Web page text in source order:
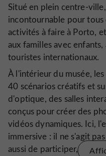
Situé en plein centre-
incontournable pour
activités à faire à Porto,
aux familles avec
touristes internationaux.
À l'intérieur du musée,
40 scénarios créatifs et
d'optique, des salles
conçus pour créer des
vidéos dynamiques. Ici,
immersive : il ne s'agit
aussi de participer,